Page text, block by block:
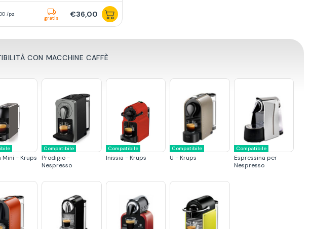
/pz
gratis €36,00
CON MACCHINE CAFFÈ
Mini - Krups
Compatibile
Prodigio -
Nespresso
Compatibile
Inissia - Krups
Compatibile
U - Krups
Compatibile
Espressina per
Nespresso